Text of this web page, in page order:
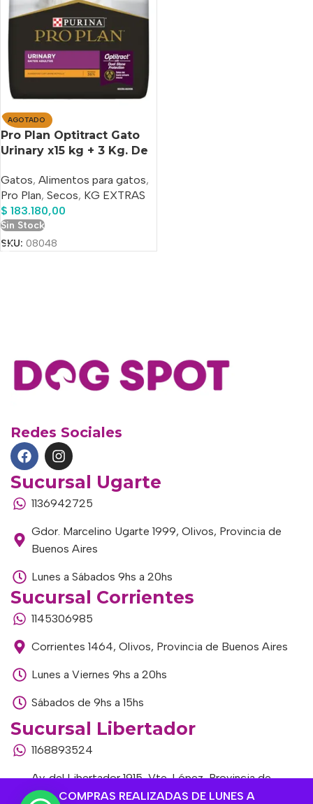
COMPRAS REALIZADAS DE LUNES A
AGOTADO
Pro Plan Optitract Gato
Urinary x15 kg + 3 Kg. De
Gatos, Alimentos para gatos,
Pro Plan, Secos, KG EXTRAS
$ 183.180,00
Sin Stock
SKU: 08048
Redes Sociales
Sucursal Ugarte
1136942725
Gdor. Marcelino Ugarte 1999, Olivos, Provincia de
Buenos Aires
Lunes a Sábados 9hs a 20hs
Sucursal Corrientes
1145306985
Corrientes 1464, Olivos, Provincia de Buenos Aires
Lunes a Viernes 9hs a 20hs
Sábados de 9hs a 15hs
Sucursal Libertador
1168893524
Av. del Libertador 1915, Vte. López, Provincia de
Buenos Aires